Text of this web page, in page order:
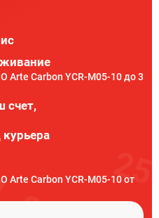
Arte Carbon YCR-M05-10 до 3
счет,
Arte Carbon YCR-M05-10 от